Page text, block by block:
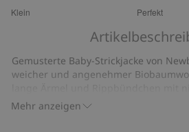
Klein Perfekt
von
10
Bewertungen
Mehr anzeigen
Gemusterte Baby-Strickjacke von
weicher und angenehmer
Ärmeln, Ausschnitt und Saum. Wird
Knöpfen geschlossen. Der Pullover